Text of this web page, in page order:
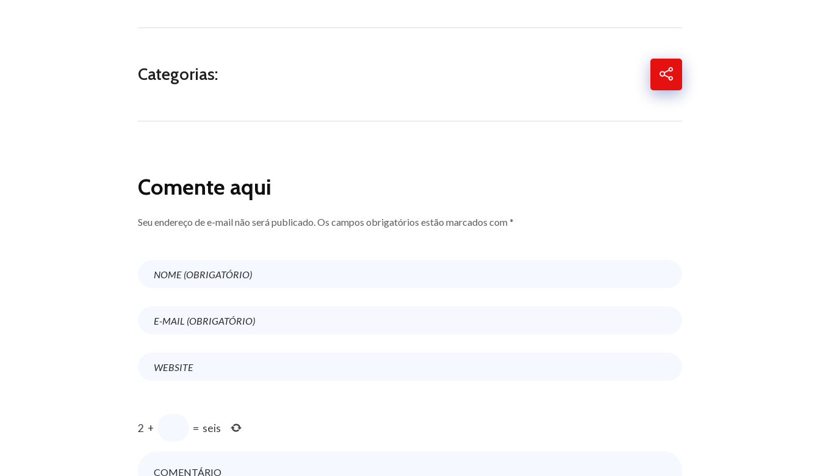
Categorias:
Comente aqui
Seu endereço de e-mail não será publicado. Os campos obrigatórios estão marcados com *
2 + = seis